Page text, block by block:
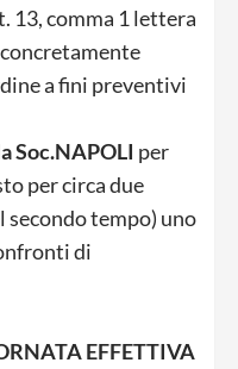
13, comma 1 lettera
concretamente
a fini preventivi
Soc.NAPOLI per
per circa due
secondo tempo) uno
di
EFFETTIVA